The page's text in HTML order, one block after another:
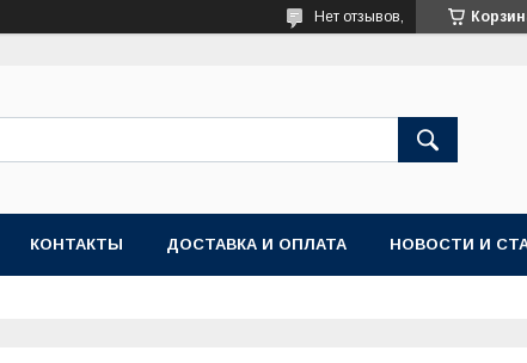
Нет отзывов,
КОНТАКТЫ ДОСТАВКА И ОПЛАТА НОВОСТИ И